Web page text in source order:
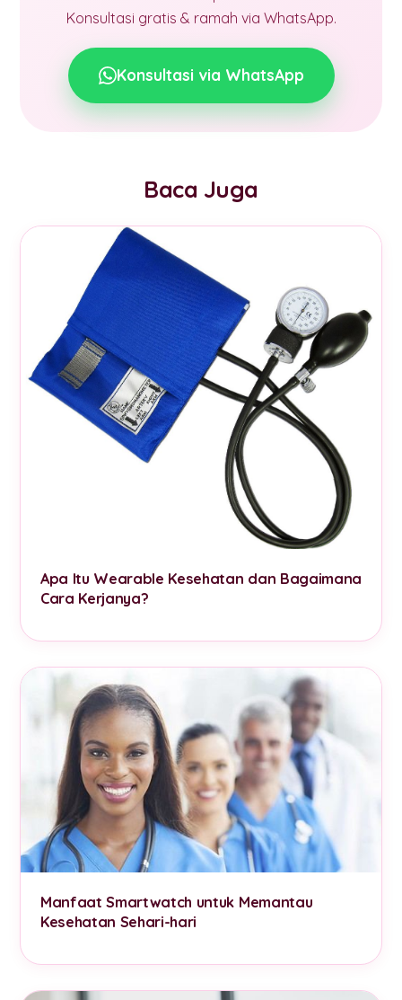
Konsultasi gratis & ramah via WhatsApp.
Konsultasi via WhatsApp
Baca Juga
Apa Itu Wearable Kesehatan dan Bagaimana
Cara Kerjanya?
Manfaat Smartwatch untuk Memantau
Kesehatan Sehari-hari